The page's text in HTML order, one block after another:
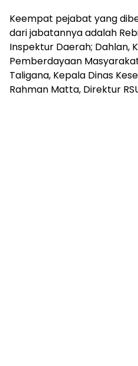
Keempat pejabat yang
dari jabatannya adalah
Inspektur Daerah; Dahlan,
Pemberdayaan
Taligana, Kepala Dinas
Rahman Matta, Direktur